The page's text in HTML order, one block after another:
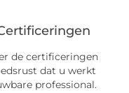
de certificeringen
dat u werkt
professional.